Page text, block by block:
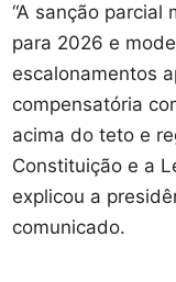
“A sanção parcial
para 2026 e
escalonamentos
compensatória
acima do teto e
Constituição e a
explicou a
comunicado.